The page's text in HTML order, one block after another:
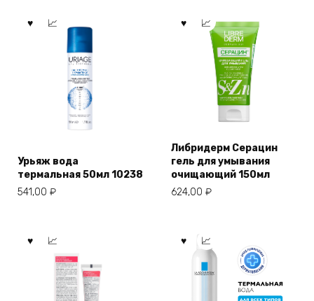
Урьяж вода
термальная 50мл 10238
541,00 ₽
Либридерм Серацин
гель для умывания
очищающий 150мл
624,00 ₽